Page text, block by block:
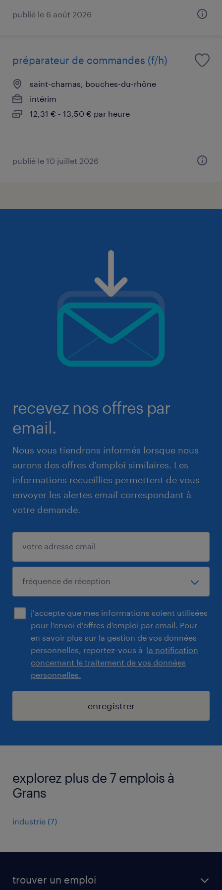
publié le 6 août 2026
préparateur de commandes (f/h)
saint-chamas, bouches-du-rhône
intérim
12,31 € - 13,50 € par heure
publié le 10 juillet 2026
recevez nos offres par
email.
Nous vous tiendrons informés lorsque nous
aurons des offres d'emploi similaires. Les
informations recueillies permettent de vous
envoyer les alertes email correspondant à
votre demande.
j'accepte que mes informations soient utilisées
pour l'envoi d'offres d'emploi par email. Pour
en savoir plus sur la gestion de vos données
personnelles, reportez-vous à la notification
concernant le traitement de vos données
personnelles.
enregistrer
explorez plus de 7 emplois à
Grans
industrie (7)
trouver un emploi